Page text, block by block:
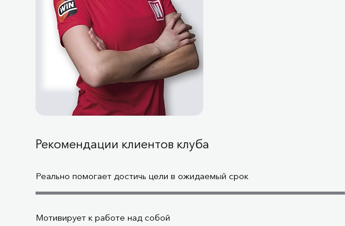
Рекомендации клиентов клуба
Реально помогает достичь цели в ожидаемый срок
Мотивирует к работе над собой